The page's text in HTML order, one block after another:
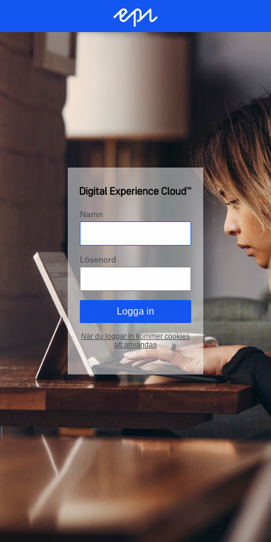
Namn
Lösenord
När du loggar in kommer cookies
att användas